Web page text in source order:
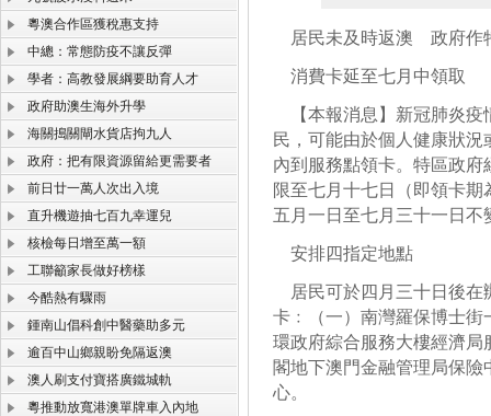
粵澳合作區獲稅惠支持
中總：常態防疫不讓反彈
學者：高教發展綱要助育人才
政府助澳生海外升學
海關搗關閘水貨店拘九人
政府：把有限資源留給更需要者
前日廿一萬人次出入境
直升機遊抽七百九幸運兒
核檢每日增至萬一額
工聯籲家長做好榜樣
今酷熱有驟雨
鍾南山倡科創中醫藥助多元
逾百中山鄉親盼免隔返澳
澳人刷支付寶搭廣鐵城軌
粵推動放寬港澳單牌車入內地
居民未及時返澳 政府作
消費卡延至七月中領取
【本報消息】新冠肺炎疫
民，可能由於個人健康狀
內到服務點領卡。特區政
限至七月十七日（即領卡
五月一日至七月三十一日不
安排四指定地點
居民可於四月三十日後在
卡﹕（一）南灣羅保博士
環政府綜合服務大樓經濟
閣地下澳門金融管理局保
心。